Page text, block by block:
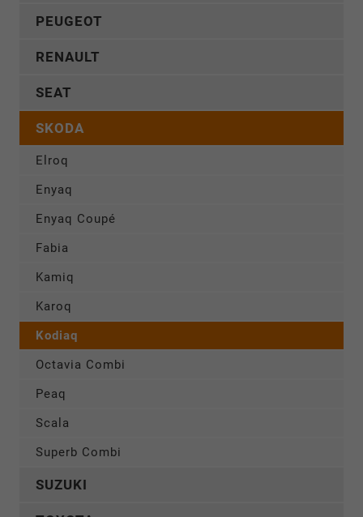
PEUGEOT
RENAULT
SEAT
SKODA
Elroq
Enyaq
Enyaq Coupé
Fabia
Kamiq
Karoq
Kodiaq
Octavia Combi
Peaq
Scala
Superb Combi
SUZUKI